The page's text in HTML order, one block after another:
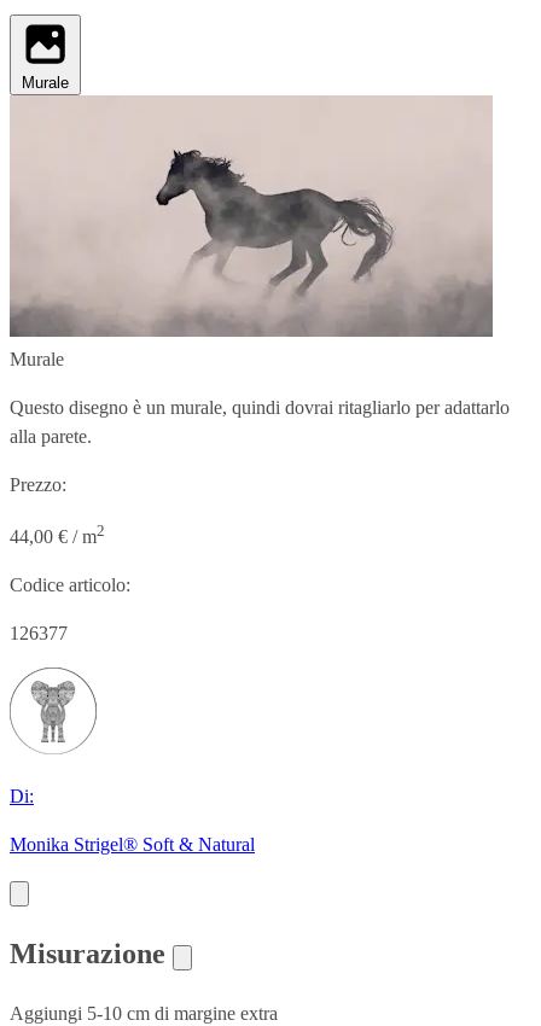
Murale
Murale
Questo disegno è un murale, quindi dovrai ritagliarlo per adattarlo
alla parete.
Prezzo:
44,00 € / m2
Codice articolo:
126377
Di:
Monika Strigel® Soft & Natural
Misurazione
Aggiungi 5-10 cm di margine extra